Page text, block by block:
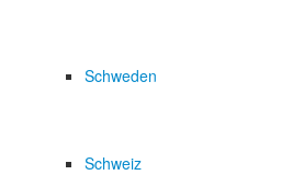
Schweden
Schweiz